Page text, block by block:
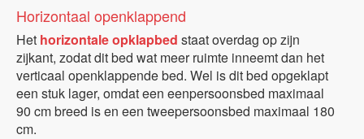
Horizontaal openklappend
Het horizontale opklapbed staat overdag op zijn
zijkant, zodat dit bed wat meer ruimte inneemt dan het
verticaal openklappende bed. Wel is dit bed opgeklapt
een stuk lager, omdat een eenpersoonsbed maximaal
90 cm breed is en een tweepersoonsbed maximaal 180
cm.